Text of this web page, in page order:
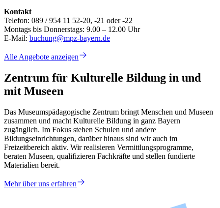
Kontakt
Telefon: 089 / 954 11 52-20, -21 oder -22
Montags bis Donnerstags: 9.00 – 12.00 Uhr
E-Mail: buchung@mpz-bayern.de
Alle Angebote anzeigen
Zentrum für Kulturelle Bildung in und
mit Museen
Das Museumspädagogische Zentrum bringt Menschen und Museen
zusammen und macht Kulturelle Bildung in ganz Bayern
zugänglich. Im Fokus stehen Schulen und andere
Bildungseinrichtungen, darüber hinaus sind wir auch im
Freizeitbereich aktiv. Wir realisieren Vermittlungsprogramme,
beraten Museen, qualifizieren Fachkräfte und stellen fundierte
Materialien bereit.
Mehr über uns erfahren